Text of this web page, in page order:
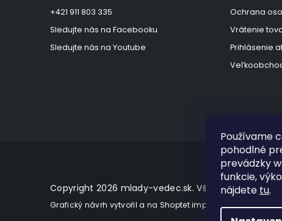
Používame
pohodlné
prevádzky
funkcie,
nájdete tu.
+421 911 803 335
Sledujte nás na Facebooku
Sledujte nás na Youtube
Ochrana
Vrátenie
Prihlásenie
Copyright 2026 mlady-vedec.sk. Všetky práva
Grafický návrh vytvořil a na Shoptet implementovalTomáš